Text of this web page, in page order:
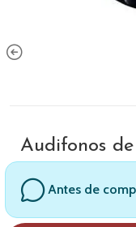
Audifonos
Antes de